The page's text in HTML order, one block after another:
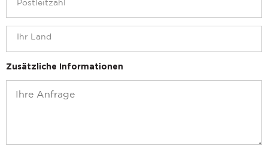
Zusätzliche Informationen